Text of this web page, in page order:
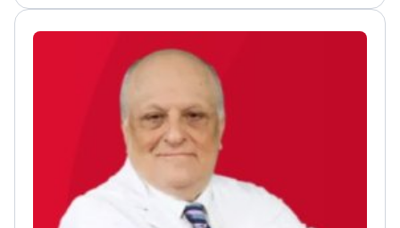
الدولي، بما في ذلك فترة مراقبة في مستشفى ماونت
سيناي في شيكاغو. بعد تعيينه أستاذاً مشاركاً في عام
ويمارس حالياً عمله كمتخصص في جراحة العظام